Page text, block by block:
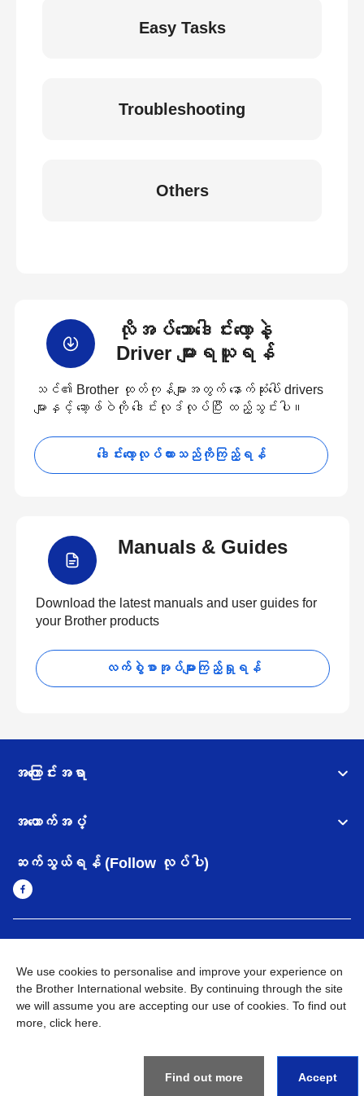
Easy Tasks
Troubleshooting
Others
လိုအပ်သောဒေါင်းလော့နဲ့
Driver များရယူရန်
သင်၏ Brother ထုတ်ကုန်များအတွက် နောက်ဆုံးပေါ် drivers
များနှင့် ဆော့ဖ်ဝဲကို ဒေါင်းလုဒ်လုပ်ပြီး ထည့်သွင်းပါ။
ဒေါင်းလော့လုပ်ထားသည်ကိုကြည့်ရန်
Manuals & Guides
Download the latest manuals and user guides for
your Brother products
လက်စွဲစာအုပ်များကြည့်ရှုရန်
အကြောင်းအရာ
အထောက်အပံ့
ဆက်သွယ်ရန် (Follow လုပ်ပါ)
အချက်အလက်မူဝါဒ အသုံးပြုမူဝါဒ
သုံးစွဲရန် ဝက်ဆိုဒ်အညွှန်း
Brother Global ဝက်ဆိုဒ်သို့သွားရန်
We use cookies to personalise and improve your experience on
the Brother International website. By continuing through the site
we will assume you are accepting our use of cookies. To find out
more, click here
Find out more Accept